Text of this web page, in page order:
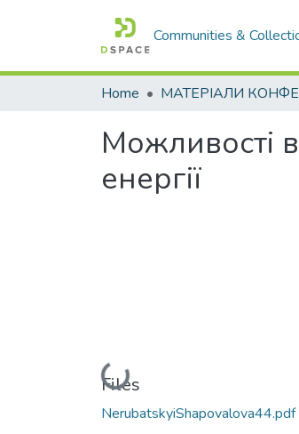
Communities &
Home
Можливості
енергії
Loading...
Files
NerubatskyiShapovalova44.pdf